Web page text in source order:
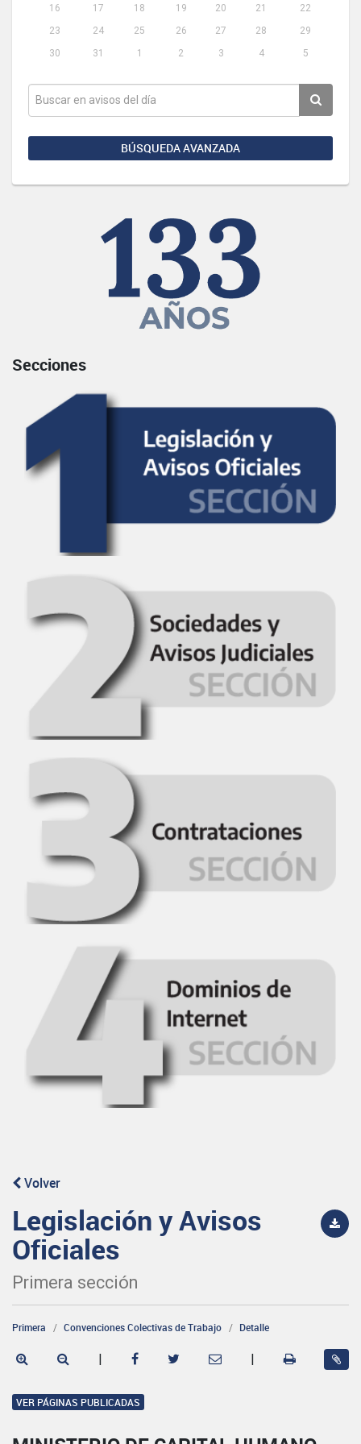
16
17 18 19 20 21
22
23
24 25 26 27 28
29
30
31 1 2 3 4 5
BÚSQUEDA AVANZADA
Secciones
Volver
Legislación y Avisos
Oficiales
Primera sección
Primera Convenciones Colectivas de Trabajo Detalle
| |
VER PÁGINAS PUBLICADAS